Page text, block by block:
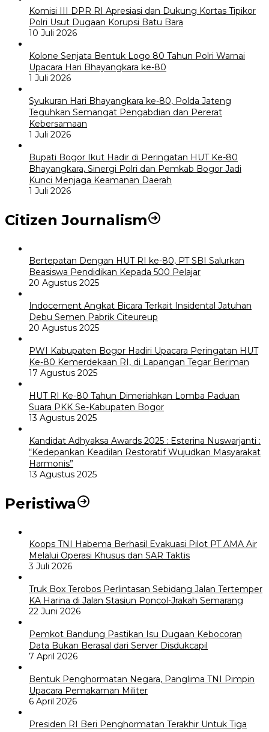
Komisi III DPR RI Apresiasi dan Dukung Kortas Tipikor
Polri Usut Dugaan Korupsi Batu Bara
10 Juli 2026
Kolone Senjata Bentuk Logo 80 Tahun Polri Warnai
Upacara Hari Bhayangkara ke-80
1 Juli 2026
Syukuran Hari Bhayangkara ke-80, Polda Jateng
Teguhkan Semangat Pengabdian dan Pererat
Kebersamaan
1 Juli 2026
Bupati Bogor Ikut Hadir di Peringatan HUT Ke-80
Bhayangkara, Sinergi Polri dan Pemkab Bogor Jadi
Kunci Menjaga Keamanan Daerah
1 Juli 2026
Citizen Journalism
Bertepatan Dengan HUT RI ke-80, PT SBI Salurkan
Beasiswa Pendidikan Kepada 500 Pelajar
20 Agustus 2025
Indocement Angkat Bicara Terkait Insidental Jatuhan
Debu Semen Pabrik Citeureup
20 Agustus 2025
PWI Kabupaten Bogor Hadiri Upacara Peringatan HUT
Ke-80 Kemerdekaan RI, di Lapangan Tegar Beriman
17 Agustus 2025
HUT RI Ke-80 Tahun Dimeriahkan Lomba Paduan
Suara PKK Se-Kabupaten Bogor
13 Agustus 2025
Kandidat Adhyaksa Awards 2025 : Esterina Nuswarjanti :
“Kedepankan Keadilan Restoratif Wujudkan Masyarakat
Harmonis”
13 Agustus 2025
Peristiwa
Koops TNI Habema Berhasil Evakuasi Pilot PT AMA Air
Melalui Operasi Khusus dan SAR Taktis
3 Juli 2026
Truk Box Terobos Perlintasan Sebidang Jalan Tertemper
KA Harina di Jalan Stasiun Poncol-Jrakah Semarang
22 Juni 2026
Pemkot Bandung Pastikan Isu Dugaan Kebocoran
Data Bukan Berasal dari Server Disdukcapil
7 April 2026
Bentuk Penghormatan Negara, Panglima TNI Pimpin
Upacara Pemakaman Militer
6 April 2026
Presiden RI Beri Penghormatan Terakhir Untuk Tiga